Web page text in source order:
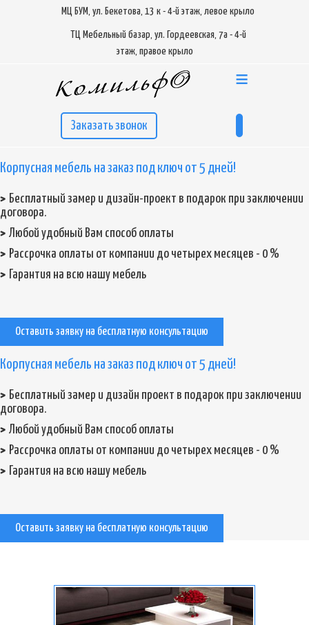
МЦ БУМ, ул. Бекетова, 13 к - 4-й этаж, левое крыло
ТЦ Мебельный базар, ул. Гордеевская, 7а - 4-й
этаж, правое крыло
≡
Заказать звонок
Корпусная мебель на заказ под ключ от 5 дней!
Бесплатный замер и дизайн-проект в подарок при заключении
договора.
Любой удобный Вам способ оплаты
Рассрочка оплаты от компании до четырех месяцев - 0 %
Гарантия на всю нашу мебель
Оставить заявку на бесплатную консультацию
Корпусная мебель на заказ под ключ от 5 дней!
Бесплатный замер и дизайн проект в подарок при заключении
договора.
Любой удобный Вам способ оплаты
Рассрочка оплаты от компании до четырех месяцев - 0 %
Гарантия на всю нашу мебель
Оставить заявку на бесплатную консультацию